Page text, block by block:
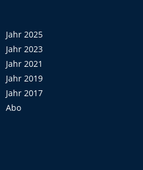
Jahr 2025
Jahr 2023
Jahr 2021
Jahr 2019
Jahr 2017
Abo